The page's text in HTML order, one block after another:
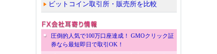
ビットコイン取引所・販売所を比較
圧倒的人気で100万口座達成！ GMOクリック証
券なら最短即日で取引OK！